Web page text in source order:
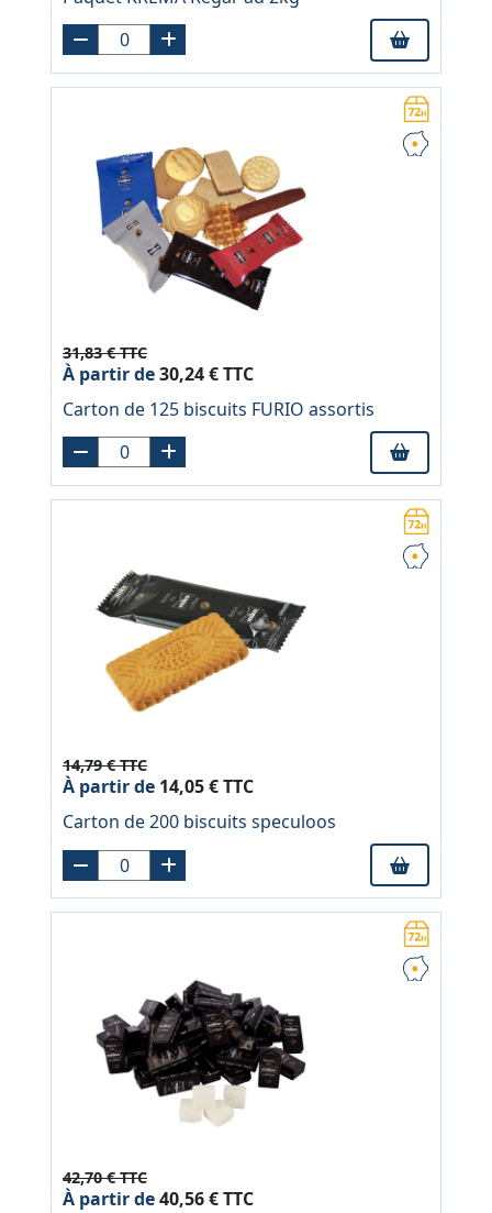
31,83 € TTC
À partir de30,24 € TTC
Carton de 125 biscuits FURIO assortis
14,79 € TTC
À partir de 14,05 € TTC
Carton de 200 biscuits speculoos
42,70 € TTC
À partir de40,56 € TTC